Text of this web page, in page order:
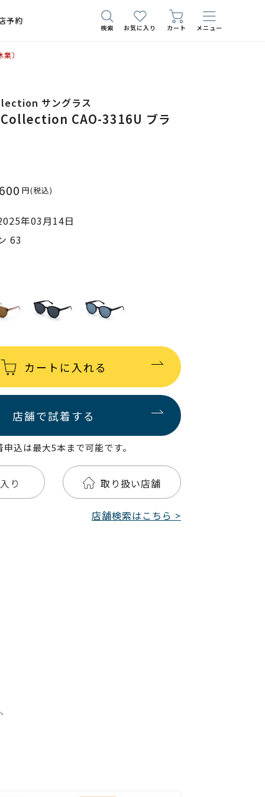
予約
検索 お気に入り カート メニュー
）
サングラス
CAO-3316U ブラ
円(税込)
年03月14日
63
カートに入れる
店舗で試着する
込は最大5本まで可能です。
り 取り扱い店舗
店舗検索はこちら >